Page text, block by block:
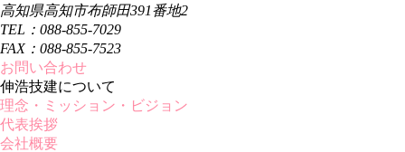
高知県高知市布師田391番地2
TEL：088-855-7029
FAX：088-855-7523
お問い合わせ
伸浩技建について
理念・ミッション・ビジョン
代表挨拶
会社概要